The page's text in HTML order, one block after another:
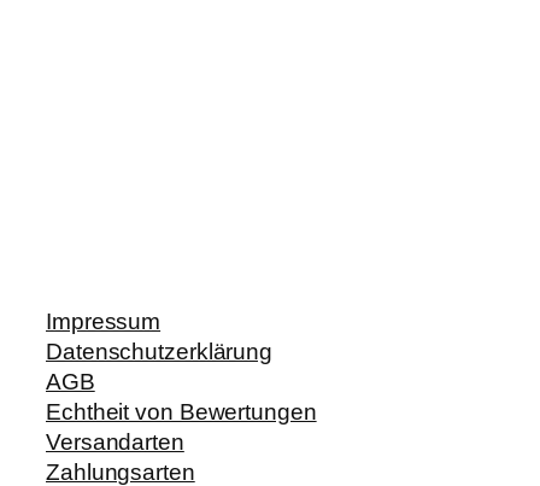
Impressum
Datenschutzerklärung
AGB
Echtheit von Bewertungen
Versandarten
Zahlungsarten